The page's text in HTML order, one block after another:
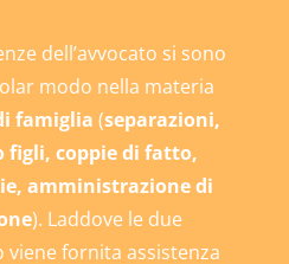
dell’avvocato si sono
modo nella materia
famiglia (separazioni,
coppie di fatto,
amministrazione di
). Laddove le due
fornita assistenza